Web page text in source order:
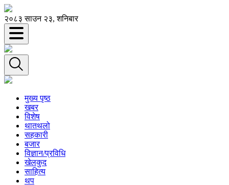
२०८३ साउन २३, शनिबार
मुख्य पृष्ठ
खबर
विशेष
थातथलो
सहकारी
बजार
विज्ञान/प्रविधि
खेलकुद
साहित्य
थप